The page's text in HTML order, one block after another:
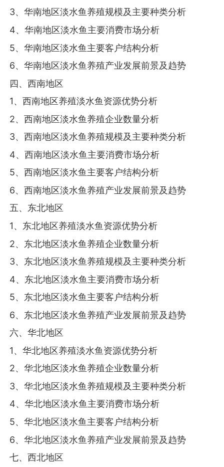
3、华南地区淡水鱼养殖规模及主要种类分析
4、华南地区淡水鱼主要消费市场分析
5、华南地区淡水鱼主要客户结构分析
6、华南地区淡水鱼养殖产业发展前景及趋势
四、西南地区
1、西南地区养殖淡水鱼资源优势分析
2、西南地区淡水鱼养殖企业数量分析
3、西南地区淡水鱼养殖规模及主要种类分析
4、西南地区淡水鱼主要消费市场分析
5、西南地区淡水鱼主要客户结构分析
6、西南地区淡水鱼养殖产业发展前景及趋势
五、东北地区
1、东北地区养殖淡水鱼资源优势分析
2、东北地区淡水鱼养殖企业数量分析
3、东北地区淡水鱼养殖规模及主要种类分析
4、东北地区淡水鱼主要消费市场分析
5、东北地区淡水鱼主要客户结构分析
6、东北地区淡水鱼养殖产业发展前景及趋势
六、华北地区
1、华北地区养殖淡水鱼资源优势分析
2、华北地区淡水鱼养殖企业数量分析
3、华北地区淡水鱼养殖规模及主要种类分析
4、华北地区淡水鱼主要消费市场分析
5、华北地区淡水鱼主要客户结构分析
6、华北地区淡水鱼养殖产业发展前景及趋势
七、西北地区